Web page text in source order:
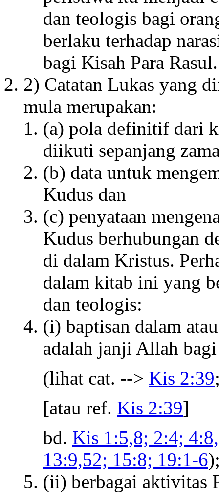
dan teologis bagi
berlaku terhadap
bagi Kisah Para Rasul.
2) Catatan Lukas yang
mula merupakan:
(a) pola definitif dari
diikuti sepanjang
(b) data untuk
Kudus dan
(c) penyataan
Kudus berhubungan
di dalam Kristus.
dalam kitab ini yang
dan teologis:
(i) baptisan dalam
adalah janji Allah
(lihat cat. --> Kis 2:39
[atau ref. Kis 2:39]
bd. Kis 1:5,8; 2:4;
13:9,52; 15:8; 19:1-6
(ii) berbagai aktivitas